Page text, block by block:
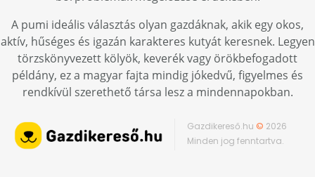
A pumi ideális választás olyan gazdáknak, akik egy okos,
aktív, hűséges és igazán karakteres kutyát keresnek. Legyen
törzskönyvezett kölyök, keverék vagy örökbefogadott
példány, ez a magyar fajta mindig jókedvű, figyelmes és
rendkívül szerethető társa lesz a mindennapokban.
Gazdikereső.hu © 2026
Minden jog fenntartva.